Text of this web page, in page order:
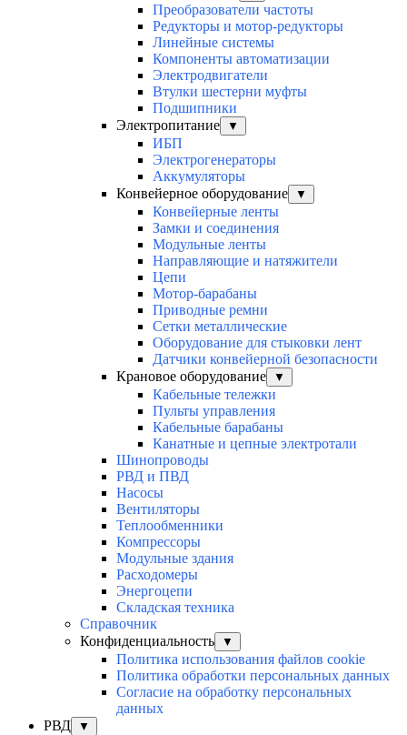
Преобразователи частоты
Редукторы и мотор-редукторы
Линейные системы
Компоненты автоматизации
Электродвигатели
Втулки шестерни муфты
Подшипники
Электропитание
▼
ИБП
Электрогенераторы
Аккумуляторы
Конвейерное оборудование
▼
Конвейерные ленты
Замки и соединения
Модульные ленты
Направляющие и натяжители
Цепи
Мотор-барабаны
Приводные ремни
Сетки металлические
Оборудование для стыковки лент
Датчики конвейерной безопасности
Крановое оборудование
▼
Кабельные тележки
Пульты управления
Кабельные барабаны
Канатные и цепные электротали
Шинопроводы
РВД и ПВД
Насосы
Вентиляторы
Теплообменники
Компрессоры
Модульные здания
Расходомеры
Энергоцепи
Складская техника
Справочник
Конфиденциальность
▼
Политика использования файлов cookie
Политика обработки персональных данных
Согласие на обработку персональных
данных
РВД
▼